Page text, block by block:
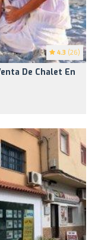
4.3 (26)
De Chalet En